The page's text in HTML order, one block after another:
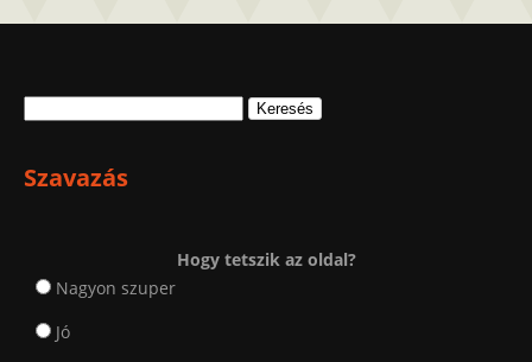
Szavazás
Hogy tetszik az oldal?
Nagyon szuper
Jó